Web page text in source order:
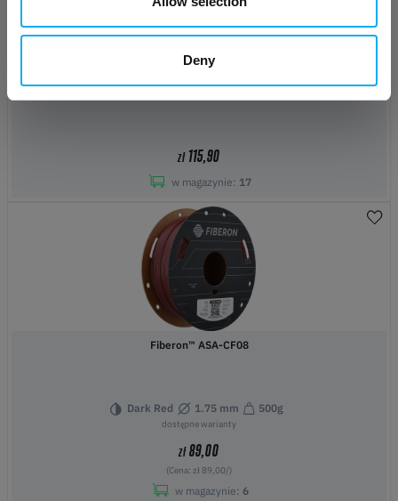
Deny
Prusa HEPA filter
zł 115,90
w magazynie: 17
Fiberon™ ASA-CF08
Dark Red 1.75 mm 500g
dostępne warianty
zł89,00
(Cena: zł 89,00/)
w magazynie: 6